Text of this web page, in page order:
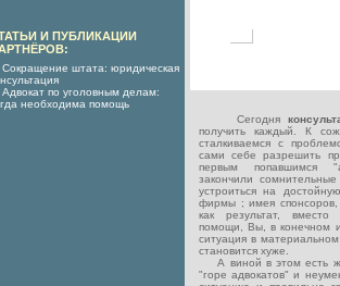
И ПУБЛИКАЦИИ
Сокращение штата: юридическая
Адвокат по уголовным делам:
необходима помощь
Сегодня
получить каждый. К
сталкиваемся с
сами себе разрешить
первым попавшимся
закончили
устроиться на
фирмы ; имея спонсоров,
как результат,
помощи, Вы, в конечном
ситуация в
становится хуже.
А виной в этом есть
"горе адвокатов" и